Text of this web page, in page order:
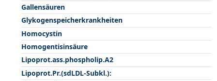
Gallensäuren
Glykogenspeicherkrankheiten
Homocystin
Homogentisinsäure
Lipoprot.ass.phospholip.A2
Lipoprot.Pr.(sdLDL-Subkl.):